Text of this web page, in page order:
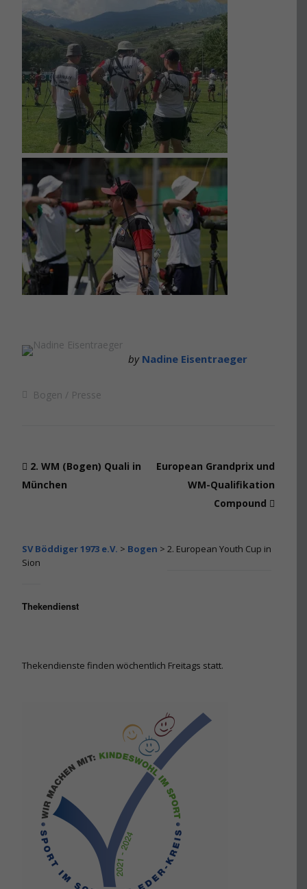
by Nadine Eisentraeger
Bogen Presse
2. WM (Bogen) Quali in
München
European Grandprix und
WM-Qualifikation
Compound
SV Böddiger 1973 e.V. > Bogen > 2. European Youth Cup in
Sion
Thekendienst
Thekendienste finden wöchentlich Freitags statt.